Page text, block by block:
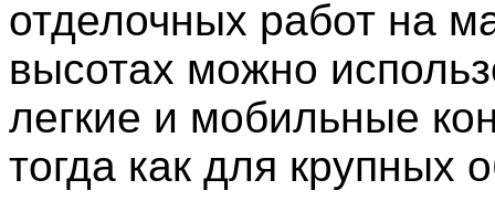
отделочных работ на
высотах можно
легкие и мобильные
тогда как для крупных